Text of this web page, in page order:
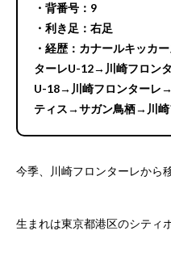
・背番号：9
・利き足：右足
・経歴：カナールキッカ
ターレU-12→川崎フロン
U-18→川崎フロンターレ
ティス→サガン鳥栖→川
今季、川崎フロンターレから
生まれは東京都港区のシティ